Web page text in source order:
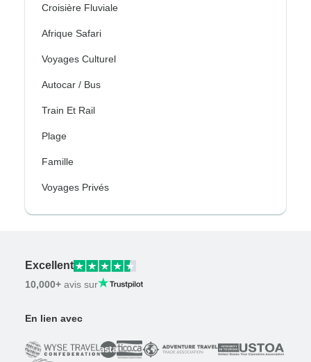
Croisière Fluviale
Afrique Safari
Voyages Culturel
Autocar / Bus
Train Et Rail
Plage
Famille
Voyages Privés
Excellent
10,000+ avis sur
En lien avec